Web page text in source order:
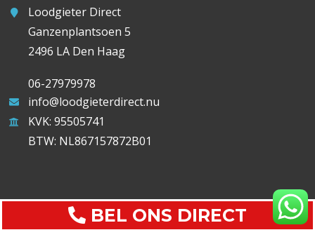
Loodgieter Direct
Ganzenplantsoen 5
2496 LA Den Haag
06-27979978
info@loodgieterdirect.nu
KVK: 95505741
BTW: NL867157872B01
Copyright Loodgieter Direct (©) 2026 | Sitemap| Privacy
BEL ONS DIRECT